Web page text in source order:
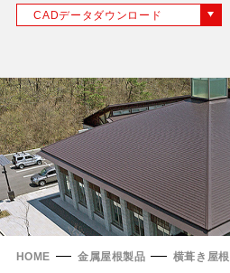
縦葺き屋根
富士ライン55
フリーハットⅡ型
FHR-2000
フラットライン
エコウェーブ
カナディー
タイマルーフ M型
タイマルーフ F25
タイマルーフ T型
カナメ一文字葺き
金属瓦
カナメルーフ
洋瓦王(ヨウガオウ)
通気断熱工法
Vi65
Vi65 PLUS
換気棟システム
換気棟システム
デザイン軒樋
施工事例
技術情報
ダウンロード
CADデータダウンロード
HOME 金属屋根製品 横葺き屋根